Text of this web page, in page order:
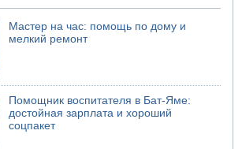
Мастер на час: помощь по дому и
мелкий ремонт
Помощник воспитателя в Бат-Яме:
достойная зарплата и хороший
соцпакет